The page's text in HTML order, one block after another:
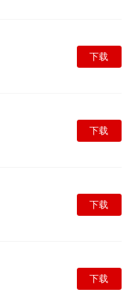
下载
下载
下载
下载